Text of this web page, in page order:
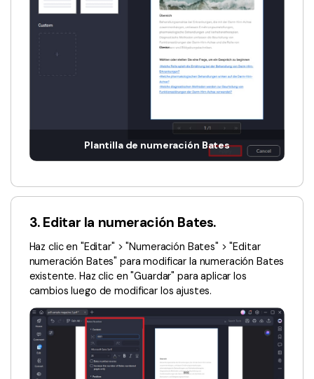
Plantilla de numeración Bates
3. Editar la numeración Bates.
Haz clic en "Editar" > "Numeración Bates" > "Editar
numeración Bates" para modificar la numeración Bates
existente. Haz clic en "Guardar" para aplicar los
cambios luego de modificar los ajustes.